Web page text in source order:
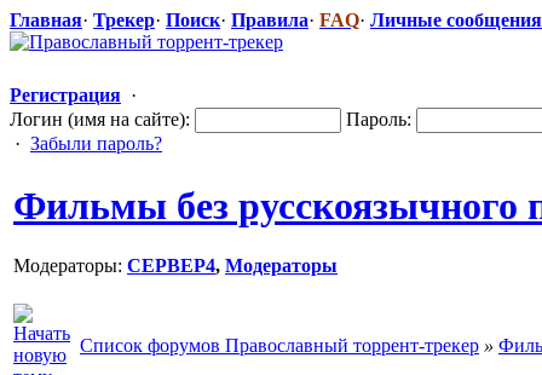
Главная· Трекер· Поиск· Правила· FAQ· Личные сообщения
Регистрация ·
Логин (имя на сайте):
Пароль:
· Забыли пароль?
Фильмы без русскоязычного
Модераторы: CEPBEP4, Модераторы
Список форумов Православный торрент-трекер »